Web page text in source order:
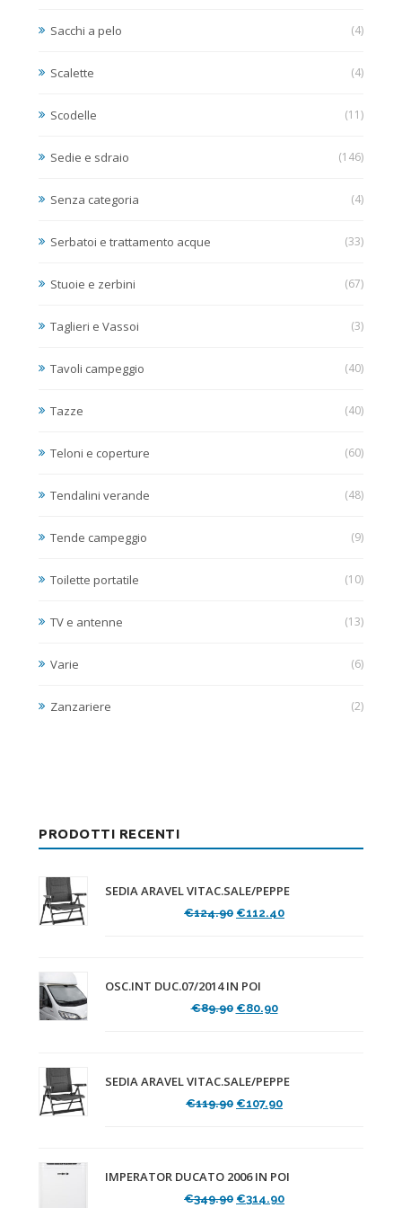
Sacchi a pelo (4)
Scalette (4)
Scodelle (11)
Sedie e sdraio (146)
Senza categoria (4)
Serbatoi e trattamento acque (33)
Stuoie e zerbini (67)
Taglieri e Vassoi (3)
Tavoli campeggio (40)
Tazze (40)
Teloni e coperture (60)
Tendalini verande (48)
Tende campeggio (9)
Toilette portatile (10)
TV e antenne (13)
Varie (6)
Zanzariere (2)
PRODOTTI RECENTI
SEDIA ARAVEL VITAC.SALE/PEPPE
€124.90 Il
€124.90.
€112.40Il
OSC.INT DUC.07/2014 IN POI
€89.90 Il
€89.90.
€80.90Il
€80.90.
SEDIA ARAVEL VITAC.SALE/PEPPE
€119.90 Il
€119.90.
€107.90Il
€107.90.
IMPERATOR DUCATO 2006 IN POI
€349.90 Il
€314.90Il